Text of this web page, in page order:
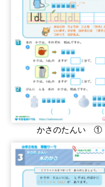
かさのたんい ①